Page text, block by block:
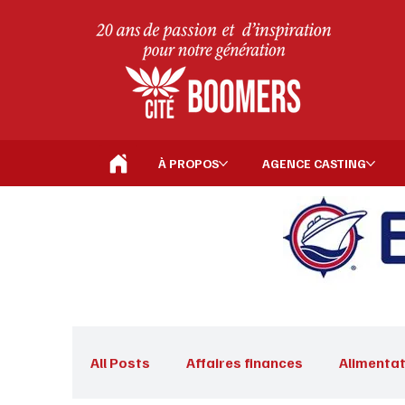
À PROPOS AGENCE CASTING
All Posts Affaires finances